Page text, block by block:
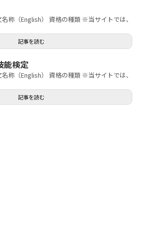
称（English） 資格の種類 ※当サイトでは、
記事を読む
能検定
称（English） 資格の種類 ※当サイトでは、
記事を読む